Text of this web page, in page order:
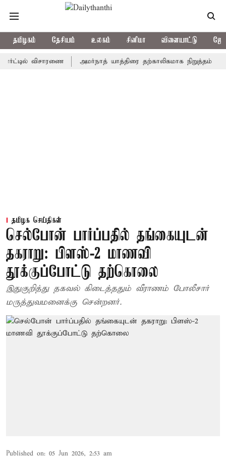
தமிழகம் தேசியம் உலகம் சினிமா விளையாட்டு
விசாரணை அமர்நாத் யாத்திரை தற்காலிகமாக நிறுத்தம்
தமிழக செய்திகள்
செல்போன் பார்ப்பதில் தங்கையுடன்
தகராறு: பிளஸ்-2 மாணவி
தூக்குப்போட்டு தற்கொலை
இதுகுறித்து தகவல் கிடைத்ததும் வீராணம் போலீசார்
மருத்துவமனைக்கு சென்றனர்.
Published on: 05 Jun 2026, 2:53 am